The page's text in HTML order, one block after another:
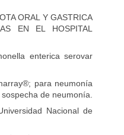
ORAL Y GASTRICA
EN EL HOSPITAL
enterica serovar
para neumonía
de neumonía.
Nacional de